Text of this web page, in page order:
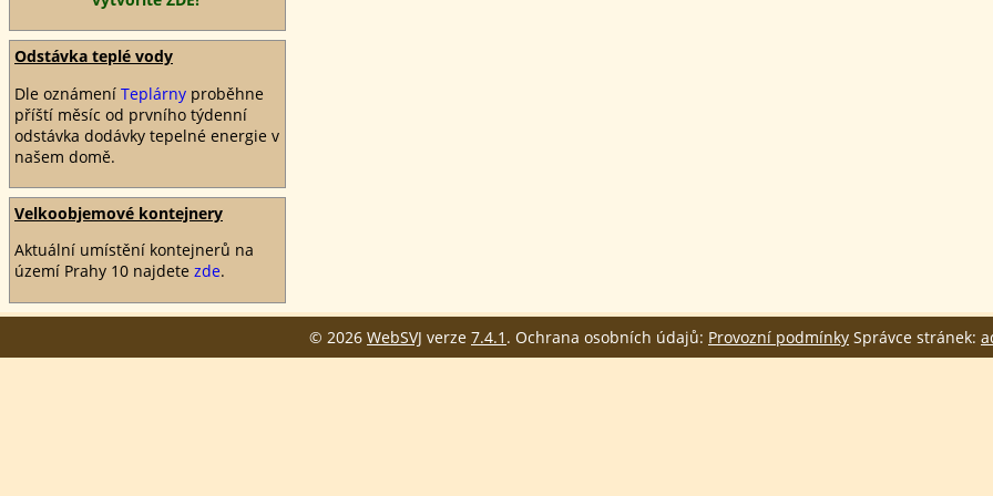
Odstávka teplé vody
Dle oznámení Teplárny proběhne
příští měsíc od prvního týdenní
odstávka dodávky tepelné energie v
našem domě.
Velkoobjemové kontejnery
Aktuální umístění kontejnerů na
území Prahy 10 najdete zde.
© 2026 WebSVJ verze 7.4.1 . Ochrana osobních údajů: Provozní podmínky Správce stránek: